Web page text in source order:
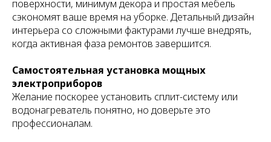
поверхности, минимум декора и простая мебель
сэкономят ваше время на уборке. Детальный дизайн
интерьера со сложными фактурами лучше внедрять,
когда активная фаза ремонтов завершится.
Самостоятельная установка мощных
электроприборов
Желание поскорее установить сплит-систему или
водонагреватель понятно, но доверьте это
профессионалам.